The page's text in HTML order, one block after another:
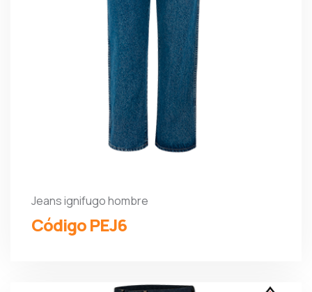
Jeans ignifugo hombre
Código PEJ6